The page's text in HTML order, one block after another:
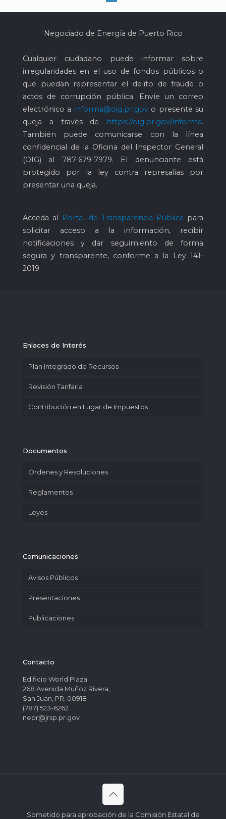
Negociado de Energía de Puerto Rico
Cualquier ciudadano puede informar sobre
irregularidades en el uso de fondos públicos o
que puedan representar el delito de fraude o
actos de corrupción pública. Envíe un correo
electrónico a informa@oig.pr.govo presente su
queja a través de
https://oig.pr.gov/informa.
También puede comunicarse con la línea
confidencial de la Oficina del Inspector General
(OIG) al 787-679-7979. El denunciante está
protegido por la ley contra represalias por
presentar una queja.
Acceda al Portal de Transparencia Pública para
solicitar acceso a la información, recibir
notificaciones y dar seguimiento de forma
segura y transparente, conforme a la Ley 141-
2019
Enlaces de Interés
Plan Integrado de Recursos
Revisión Tarifaria
Contribución en Lugar de Impuestos
Documentos
Órdenes y Resoluciones
Reglamentos
Leyes
Comunicaciones
Avisos Públicos
Presentaciones
Publicaciones
Contacto
Edificio World Plaza
268 Avenida Muñoz Rivera,
San Juan, PR. 00918
(787) 523-6262
nepr@jrsp.pr.gov
Sometido para aprobación de la Comisión Estatal de